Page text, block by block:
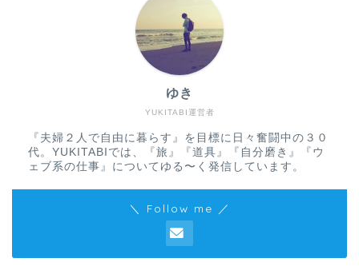
YUKITABI運営者
ゆき
『夫婦２人で自由に暮らす』を目標に日々奮闘中の３０
代。YUKITABIでは、『旅』『道具』『自分磨き』『ウ
ェブ系の仕事』についてゆる〜く発信しています。
＼ Follow me ／